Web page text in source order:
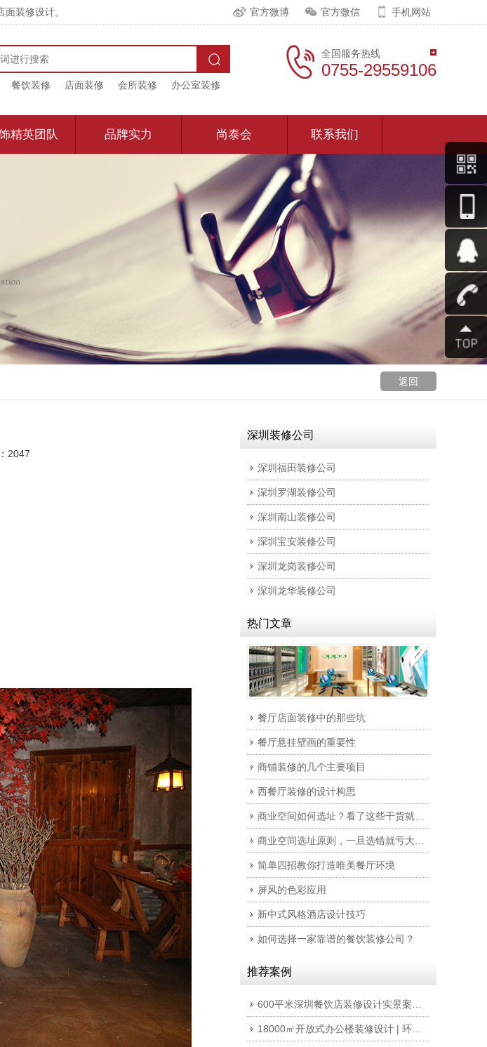
装修设计。 官方微博 官方微信 手机网站
餐饮装修 店面装修 会所装修 办公室装修
全国服务热线
0755-29559106
精英团队 品牌实力 尚泰会 联系我们
返回
2047
深圳装修公司
深圳福田装修公司
深圳罗湖装修公司
深圳南山装修公司
深圳宝安装修公司
深圳龙岗装修公司
深圳龙华装修公司
热门文章
餐厅店面装修中的那些坑
餐厅悬挂壁画的重要性
商铺装修的几个主要项目
西餐厅装修的设计构思
商业空间如何选址？看了这些干货就明白了。
商业空间选址原则，一旦选错就亏大发了。
简单四招教你打造唯美餐厅环境
屏风的色彩应用
新中式风格酒店设计技巧
如何选择一家靠谱的餐饮装修公司？
推荐案例
600平米深圳餐饮店装修设计实景案例 | 稀客
18000㎡开放式办公楼装修设计 | 环球易购